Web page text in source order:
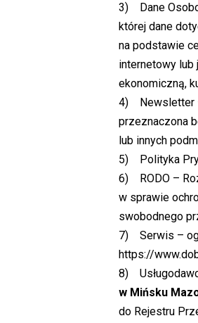
3) Dane
której dane
na podstawie
internetowy lub
ekonomiczną,
4) Newsletter –
przeznaczona
lub innych
5) Polityka
6) RODO –
w sprawie
swobodnego
7) Serwis –
https://
8)
w Mińsku
do Rejestru